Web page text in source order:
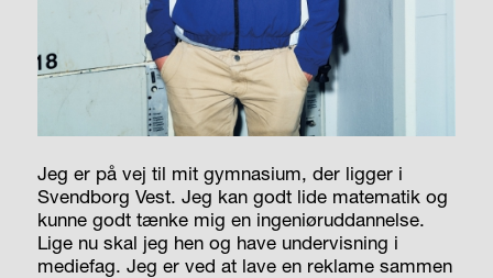
Jeg er på vej til mit gymnasium, der ligger i
Svendborg Vest. Jeg kan godt lide matematik og
kunne godt tænke mig en ingeniøruddannelse.
Lige nu skal jeg hen og have undervisning i
mediefag. Jeg er ved at lave en reklame sammen